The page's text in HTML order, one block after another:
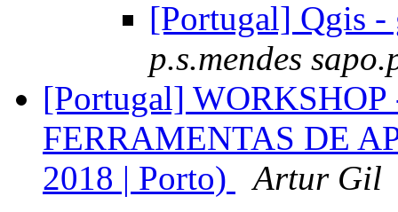
[Portugal] Qgis
p.s.mendes
[Portugal]
FERRAMENTAS DE
2018 | Porto)
Artur Gil